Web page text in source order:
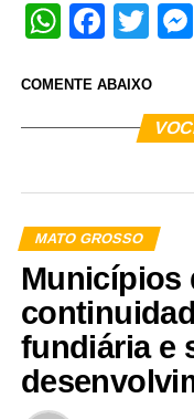
COMENTE ABAIXO
MATO GROSSO
Municípios
fundiária e